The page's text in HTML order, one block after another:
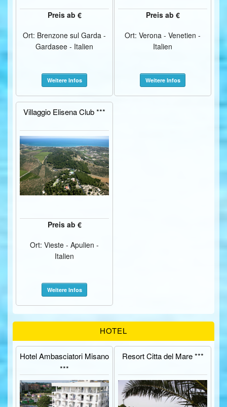
Preis ab €
Ort: Brenzone sul Garda -
Gardasee - Italien
Weitere Infos
Preis ab €
Ort: Verona - Venetien -
Italien
Weitere Infos
Villaggio Elisena Club ***
Preis ab €
Ort: Vieste - Apulien -
Italien
Weitere Infos
HOTEL
Hotel Ambasciatori Misano
***
Resort Citta del Mare ***